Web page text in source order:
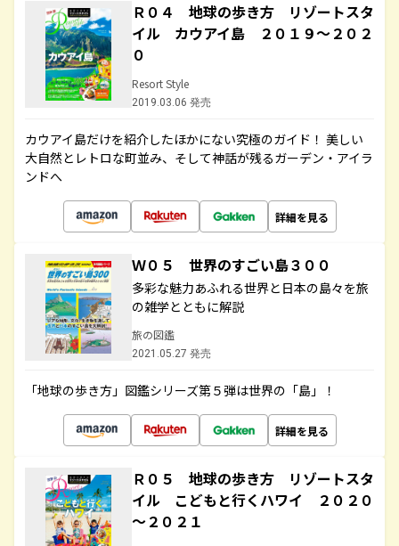
Ｒ０４ 地球の歩き方 リゾートスタ
イル カウアイ島 ２０１９～２０２
０
Resort Style
2019.03.06 発売
カウアイ島だけを紹介したほかにない究極のガイド！ 美しい
大自然とレトロな町並み、そして神話が残るガーデン・アイラ
ンドへ
詳細を見る
Ｗ０５ 世界のすごい島３００
多彩な魅力あふれる世界と日本の島々を旅
の雑学とともに解説
旅の図鑑
2021.05.27 発売
「地球の歩き方」図鑑シリーズ第５弾は世界の「島」！
詳細を見る
Ｒ０５ 地球の歩き方 リゾートスタ
イル こどもと行くハワイ ２０２０
～２０２１